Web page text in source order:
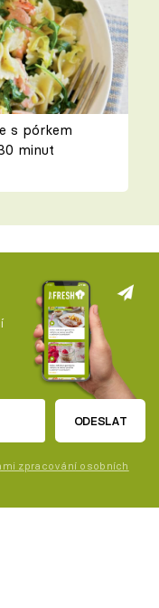
s pórkem
minut
ODESLAT
zpracování osobních